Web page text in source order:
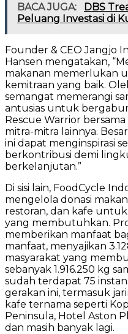
BACA JUGA:
DBS
Peluang Investasi di
Founder & CEO Jangjo
Hansen mengatakan,
makanan memerlukan
kemitraan yang baik.
semangat memerangi
antusias untuk
Rescue Warrior
mitra-mitra lainnya.
ini dapat menginspirasi
berkontribusi demi
berkelanjutan.”
Di sisi lain, FoodCycle
mengelola donasi
restoran, dan kafe
yang membutuhkan.
memberikan manfaat
manfaat, menyajikan
masyarakat yang
sebanyak 1.916.250 kg
sudah terdapat 75
gerakan ini, termasuk
kafe ternama seperti
Peninsula, Hotel Aston
dan masih banyak lagi.